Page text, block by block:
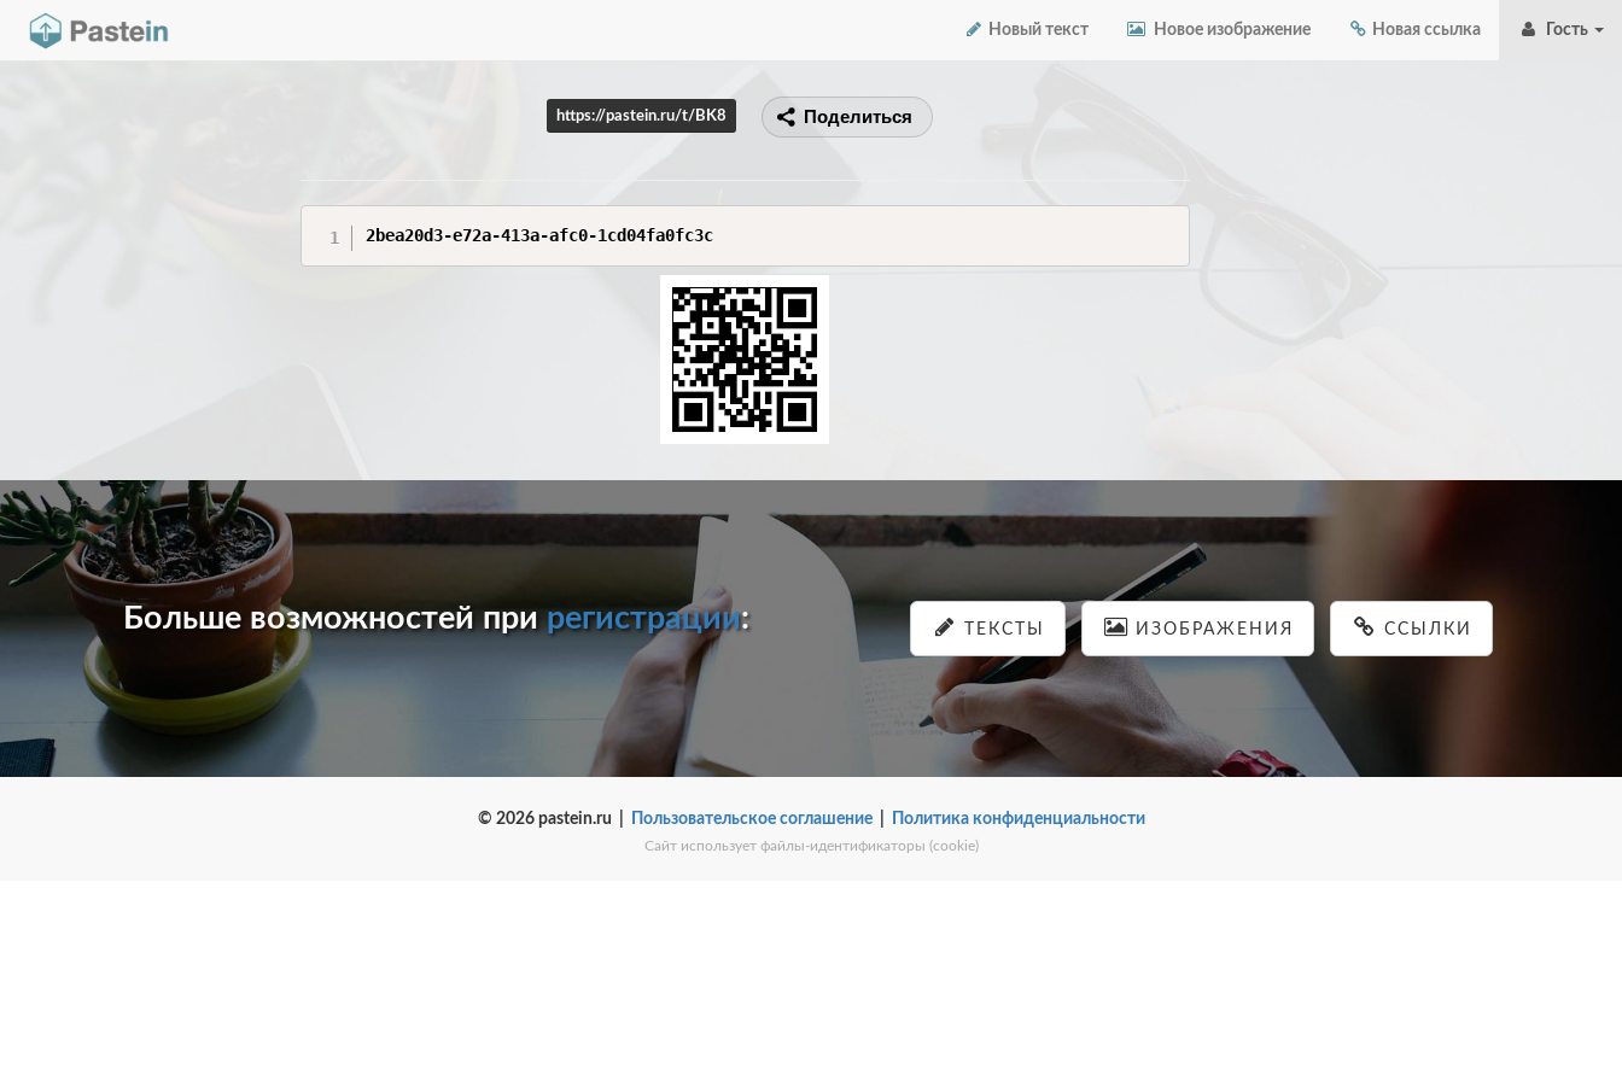
Новый текст Новое изображение Новая ссылка Гость
https://pastein.ru/t/BK8 Поделиться
2bea20d3-e72a-413a-afc0-1cd04fa0fc3c
Больше возможностей прирегистрации: ТЕКСТЫ ИЗОБРАЖЕНИЯ ССЫЛКИ
© 2026 pastein.ru | Пользовательское соглашение| Политика конфиденциальности
Сайт использует файлы-идентификаторы (cookie)